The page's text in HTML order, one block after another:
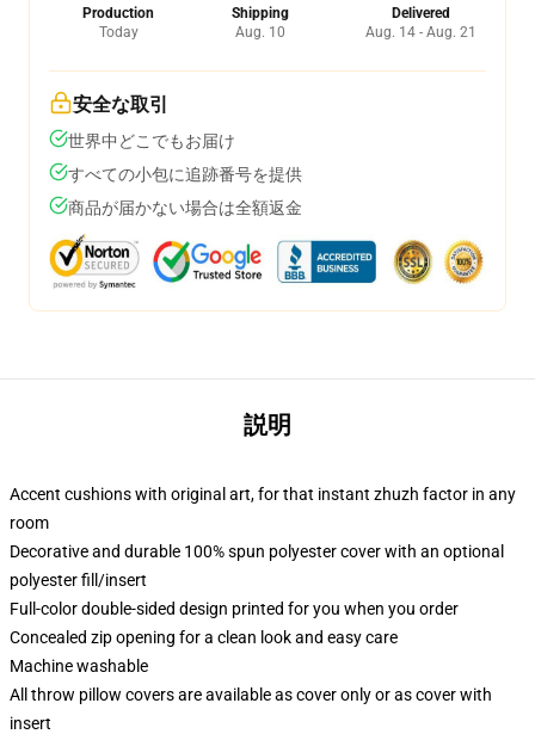
Production
Today
Shipping
Aug. 10
Delivered
Aug. 14 - Aug. 21
安全な取引
世界中どこでもお届け
すべての小包に追跡番号を提供
商品が届かない場合は全額返金
説明
Accent cushions with original art, for that instant zhuzh factor in any
room
Decorative and durable 100% spun polyester cover with an optional
polyester fill/insert
Full-color double-sided design printed for you when you order
Concealed zip opening for a clean look and easy care
Machine washable
All throw pillow covers are available as cover only or as cover with
insert